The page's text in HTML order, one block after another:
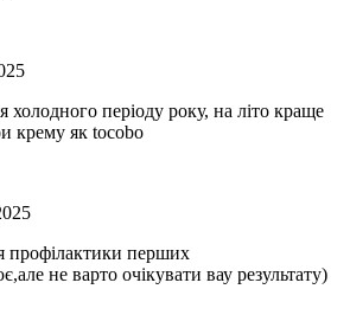
втрату вологи і захисний
властивості, зволожує і захищає
впливу навколишнього середовища.
захисний шар, який не дає волозі
впливає на виробництво колагену,
зморшок, що з’являються з віком, зменшує
холодного періоду року, на літо краще
крему як tocobo
профілактики перших
не варто очікувати вау результату)